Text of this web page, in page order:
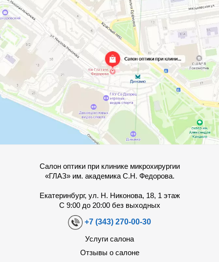
Салон оптики при клинике микрохирургии
«ГЛАЗ» им. академика С.Н. Федорова.
Екатеринбург, ул. Н. Никонова, 18, 1 этаж
С 9:00 до 20:00 без выходных
+7 (343) 270-00-30
Услуги салона
Отзывы о салоне